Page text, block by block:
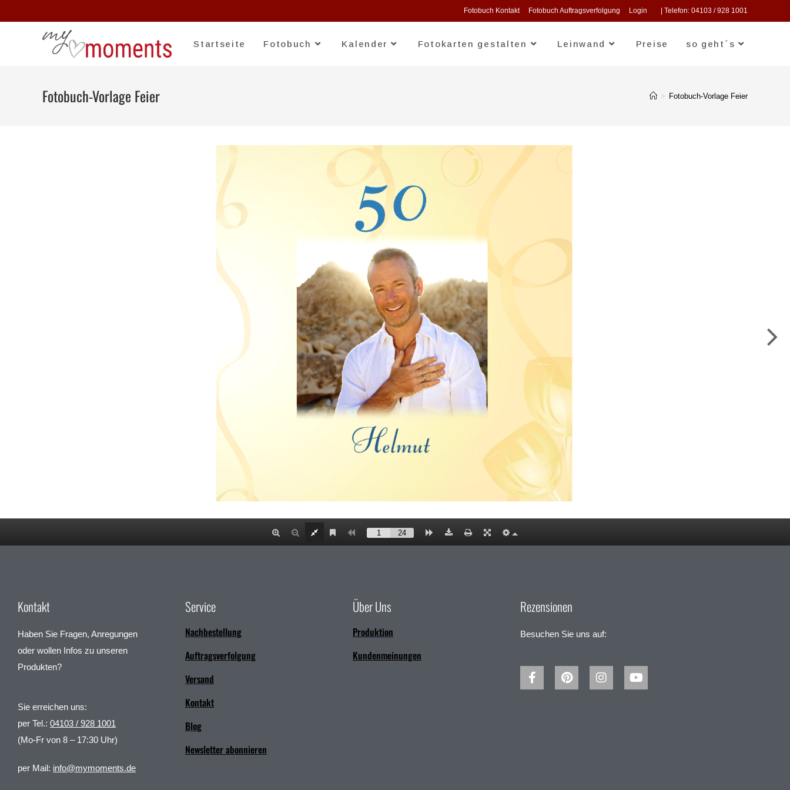
Fotobuch Kontakt Fotobuch Auftragsverfolgung Login | Telefon: 04103 / 928 1001
Startseite Fotobuch Kalender Fotokarten gestalten Leinwand Preise so geht´s
Fotobuch-Vorlage Feier > Fotobuch-Vorlage Feier
Kontakt
Haben Sie Fragen, Anregungen
oder wollen Infos zu unseren
Produkten?
Sie erreichen uns:
per Tel.: 04103 / 928 1001
(Mo-Fr von 8 – 17:30 Uhr)
per Mail: info@mymoments.de
Service
Nachbestellung
Auftragsverfolgung
Versand
Kontakt
Blog
Newsletter abonnieren
Über Uns
Produktion
Kundenmeinungen
Rezensionen
Besuchen Sie uns auf: